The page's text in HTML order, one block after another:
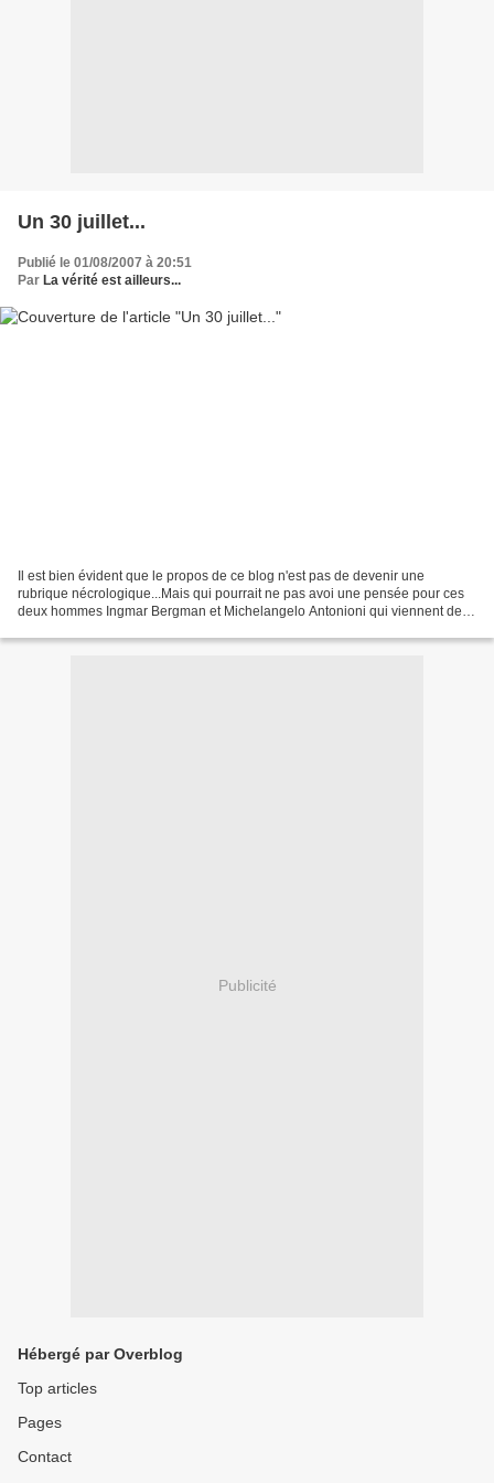
Un 30 juillet...
Publié le 01/08/2007 à 20:51
Par La vérité est ailleurs...
Il est bien évident que le propos de ce blog n'est pas de devenir une
rubrique nécrologique...Mais qui pourrait ne pas avoi une pensée pour ces
deux hommes Ingmar Bergman et Michelangelo Antonioni qui viennent de
Publicité
Hébergé par Overblog
Top articles
Pages
Contact